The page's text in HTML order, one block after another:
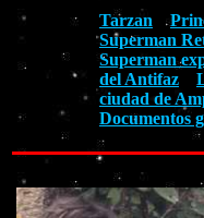
Tarzan
Superman
Superman
del Antifaz
ciudad de
Documentos